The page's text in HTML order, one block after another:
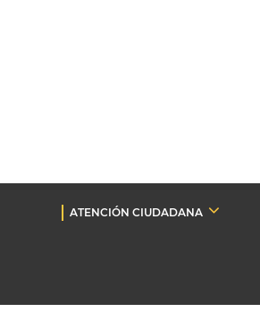
ATENCIÓN CIUDADANA